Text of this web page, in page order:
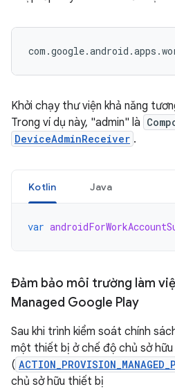
Khởi chạy thư viện khả năng
Trong ví dụ này, "admin" là
DeviceAdminReceiver .
Kotlin Java
var
Đảm bảo môi trường làm
Managed Google Play
Sau khi trình kiểm soát chính
một thiết bị ở chế độ chủ sở hữu
(
chủ sở hữu thiết bị